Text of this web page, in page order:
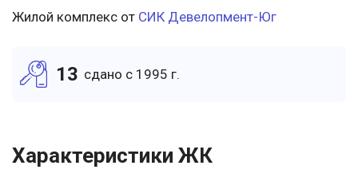
Жилой комплекс от СИК Девелопмент-Юг
13 cдано c 1995 г.
Характеристики ЖК